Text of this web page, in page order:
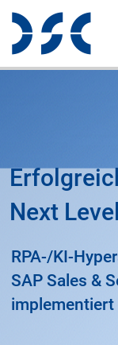
RPA-/KI-
SAP Sales &
implementiert
Next